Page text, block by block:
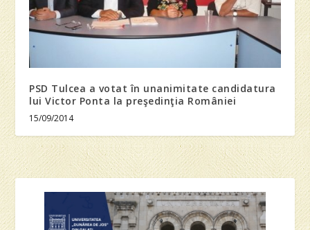
PSD Tulcea a votat în unanimitate candidatura
lui Victor Ponta la preşedinţia României
15/09/2014